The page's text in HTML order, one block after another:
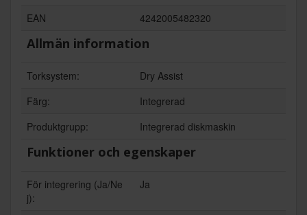
EAN 4242005482320
Allmän information
Torksystem:
Dry Assist
Färg:
Integrerad
Produktgrupp:
Integrerad diskmaskin
Funktioner och egenskaper
För integrering (Ja/Ne
j):
Ja